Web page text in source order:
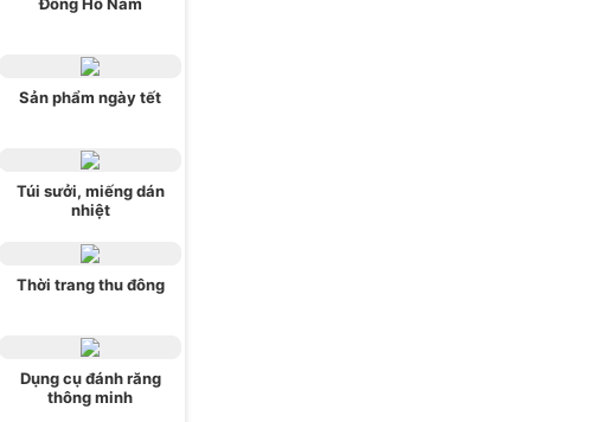
Đồng Hồ Nam
Sản phẩm ngày tết
Túi sưởi, miếng dán
nhiệt
Thời trang thu đông
Dụng cụ đánh răng
thông minh